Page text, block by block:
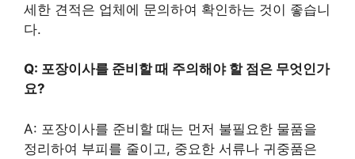
세한 견적은 업체에 문의하여 확인하는 것이 좋습니
다.
Q: 포장이사를 준비할 때 주의해야 할 점은 무엇인가
요?
A: 포장이사를 준비할 때는 먼저 불필요한 물품을
정리하여 부피를 줄이고, 중요한 서류나 귀중품은